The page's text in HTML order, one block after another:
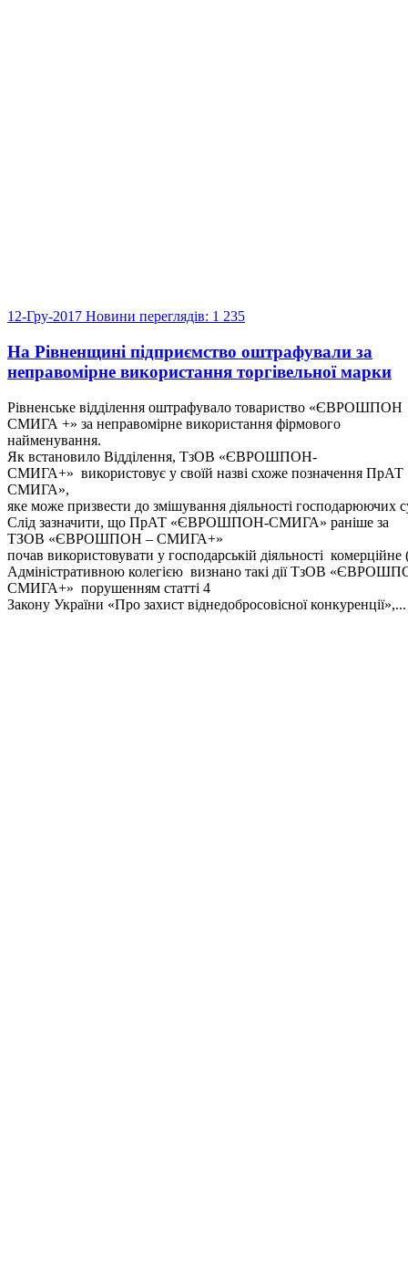
12-Гру-2017 Новини переглядів: 1 235
На Рівненщині підприємство оштрафували за
неправомірне використання торгівельної марки
Рівненське відділення оштрафувало товариство «ЄВРОШПОН
СМИГА +» за неправомірне використання фірмового
найменування.
Як встановило Відділення, ТзОВ «ЄВРОШПОН-
СМИГА+» використовує у своїй назві схоже позначення
СМИГА»,
яке може призвести до змішування діяльності господарюючих
Слід зазначити, що ПрАТ «ЄВРОШПОН-СМИГА» раніше за
ТЗОВ «ЄВРОШПОН – СМИГА+»
почав використовувати у господарській діяльності
Адміністративною колегією визнано такі дії ТзОВ
СМИГА+» порушенням статті 4
Закону України «Про захист віднедобросовісної конкуренції»,...